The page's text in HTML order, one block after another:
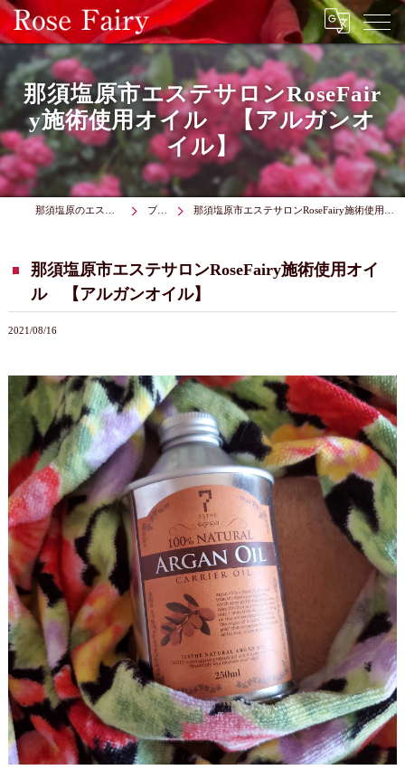
那須塩原市エステサロンRoseFair
y施術使用オイル 【アルガンオ
イル】
ブログ 那須塩原市エステサロンRoseFairy施術使用オイル 【アルガンオイル】
那須塩原市エステサロンRoseFairy施術使用オイ
ル 【アルガンオイル】
2021/08/16